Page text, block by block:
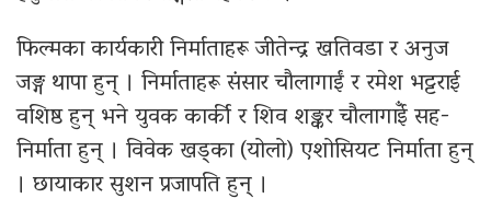
फिल्मका कार्यकारी निर्माताहरू जीतेन्द्र खतिवडा र अनुज
जङ्ग थापा हुन् । निर्माताहरू संसार चौलागाईं र रमेश भट्टराई
वशिष्ठ हुन् भने युवक कार्की र शिव शङ्कर चौलागाईँ सह-
निर्माता हुन् । विवेक खड्का (योलो) एशोसियट निर्माता हुन्
। छायाकार सुशन प्रजापति हुन् ।